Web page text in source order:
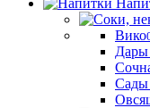
Вико
Дары
Сады